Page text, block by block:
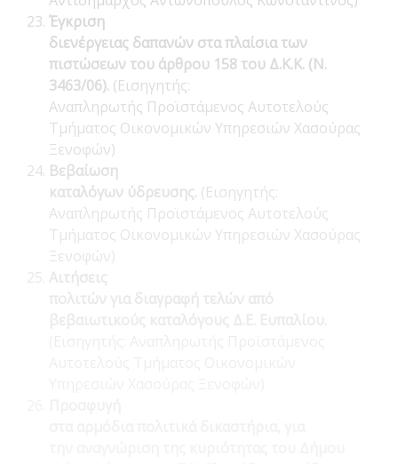
Έγκριση
διενέργειας δαπανών στα πλαίσια των
πιστώσεων του άρθρου 158 του Δ.Κ.Κ. (Ν.
3463/06). (Εισηγητής:
Αναπληρωτής Προϊστάμενος Αυτοτελούς
Τμήματος Οικονομικών Υπηρεσιών Χασούρας
Ξενοφών)
Βεβαίωση
καταλόγων ύδρευσης. (Εισηγητής:
Αναπληρωτής Προϊστάμενος Αυτοτελούς
Τμήματος Οικονομικών Υπηρεσιών Χασούρας
Ξενοφών)
Αιτήσεις